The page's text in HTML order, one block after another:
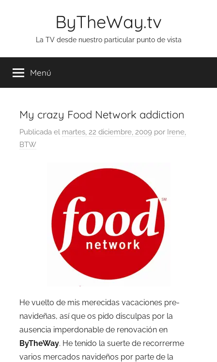
ByTheWay.tv
La TV desde nuestro particular punto de vista
Menú
My crazy Food Network addiction
Publicada el martes, 22 diciembre, 2009 por Irene,
BTW
He vuelto de mis merecidas vacaciones pre-
navideñas, así que os pido disculpas por la
ausencia imperdonable de renovación en
ByTheWay. He tenido la suerte de recorrerme
varios mercados navideños por parte de la